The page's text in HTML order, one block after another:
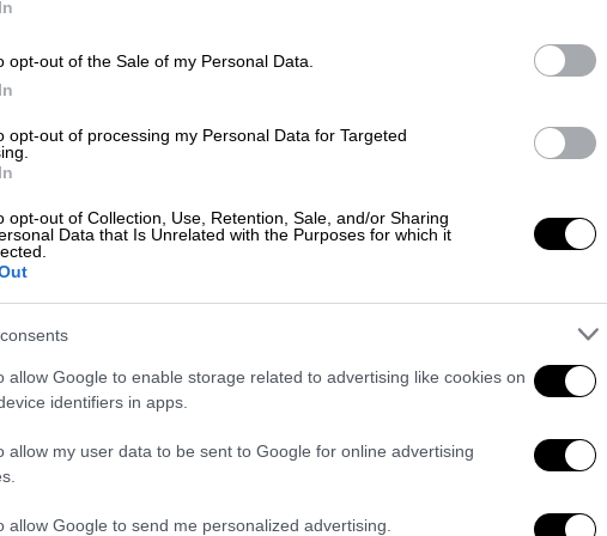
opt-out of the Sale of my Personal Data.
opt-out of processing my Personal Data for Targeted
opt-out of Collection, Use, Retention, Sale, and/or Sharing
Data that Is Unrelated with the Purposes for which it
allow Google to enable storage related to advertising like cookies on
identifiers in apps.
allow my user data to be sent to Google for online advertising
allow Google to send me personalized advertising.
Τραγικές εικόνες μετά το
κακοκαιρίας στη Λήμνο: Έπεσαν
Μέσα σε ένα τρίωρο καταγράφηκαν
Καιρός|21.02.2026 13:30
Βιβλική κακοκαιρία στη Λήμνο:
Πάνω από 100 τόνοι νερού σε 8
επιφυλακή οι Αρχές
07/08/
Α΄